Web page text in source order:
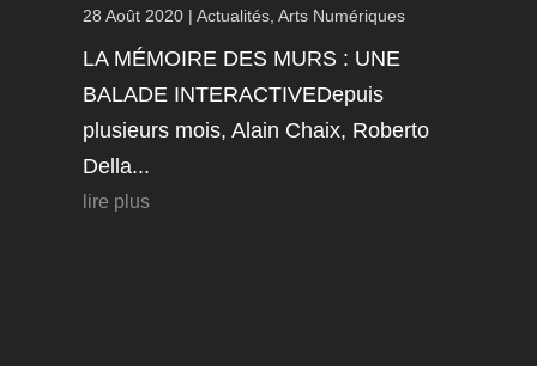
28 Août 2020 | Actualités Arts Numériques
LA MÉMOIRE DES MURS : UNE
BALADE INTERACTIVEDepuis
plusieurs mois, Alain Chaix, Roberto
Della...
lire plus